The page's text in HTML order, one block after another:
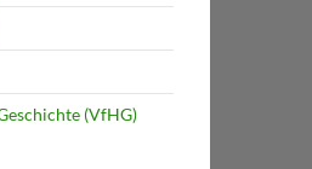
(VfHG)